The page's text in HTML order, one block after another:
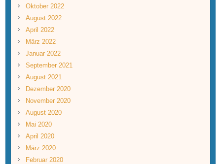
Oktober 2022
August 2022
April 2022
März 2022
Januar 2022
September 2021
August 2021
Dezember 2020
November 2020
August 2020
Mai 2020
April 2020
März 2020
Februar 2020